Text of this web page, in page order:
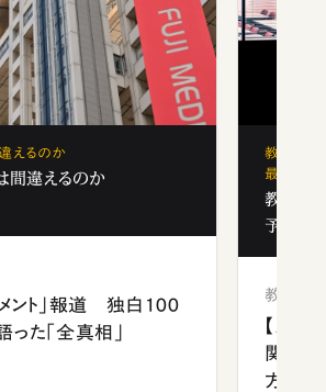
えるのか
間違えるのか
ント」報道 独白100
た「全真相」
教育の地
最新勢力
教育の
予備校
教育
【九州
関西
方